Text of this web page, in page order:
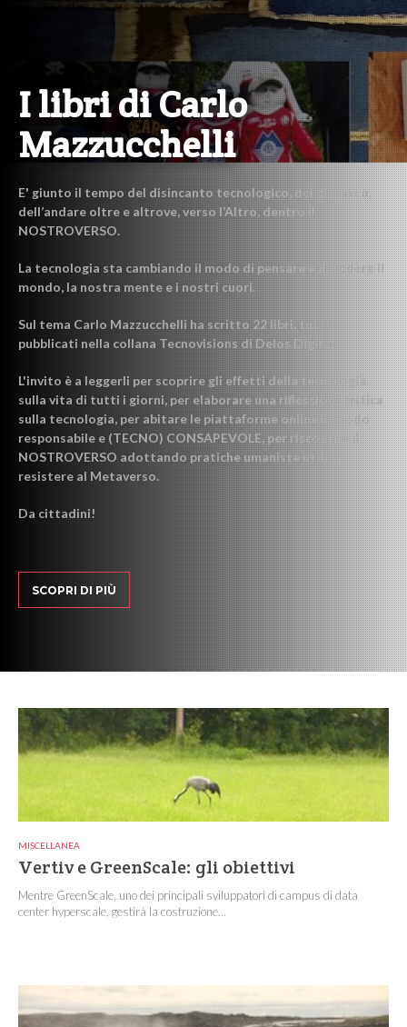
I libri di Carlo
Mazzucchelli
E' giunto il tempo del disincanto tecnologico, del distacco,
dell’andare oltre e altrove, verso l’Altro, dentro il
NOSTROVERSO.
La tecnologia sta cambiando il modo di pensare e di vedere il
mondo, la nostra mente e i nostri cuori.
Sul tema Carlo Mazzucchelli ha scritto 22 libri, tutti
pubblicati nella collana Tecnovisions di Delos Digital.
L'invito è a leggerli per scoprire gli effetti della tecnologia
sulla vita di tutti i giorni, per elaborare una riflessione critica
sulla tecnologia, per abitare le piattaforme online in modo
responsabile e (TECNO) CONSAPEVOLE, per riscoprire il
NOSTROVERSO adottando pratiche umaniste utili a
resistere al Metaverso.
Da cittadini!
SCOPRI DI PIÙ
MISCELLANEA
Vertiv e GreenScale: gli obiettivi
Mentre GreenScale, uno dei principali sviluppatori di campus di data
center hyperscale, gestirà la costruzione...